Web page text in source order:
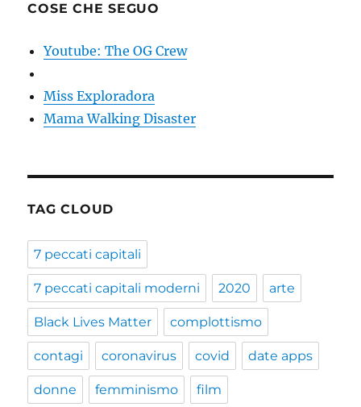
COSE CHE SEGUO
Youtube: The OG Crew
Miss Exploradora
Mama Walking Disaster
TAG CLOUD
7 peccati capitali
7 peccati capitali moderni 2020 arte
Black Lives Matter complottismo
contagi coronavirus covid date apps
donne femminismo film